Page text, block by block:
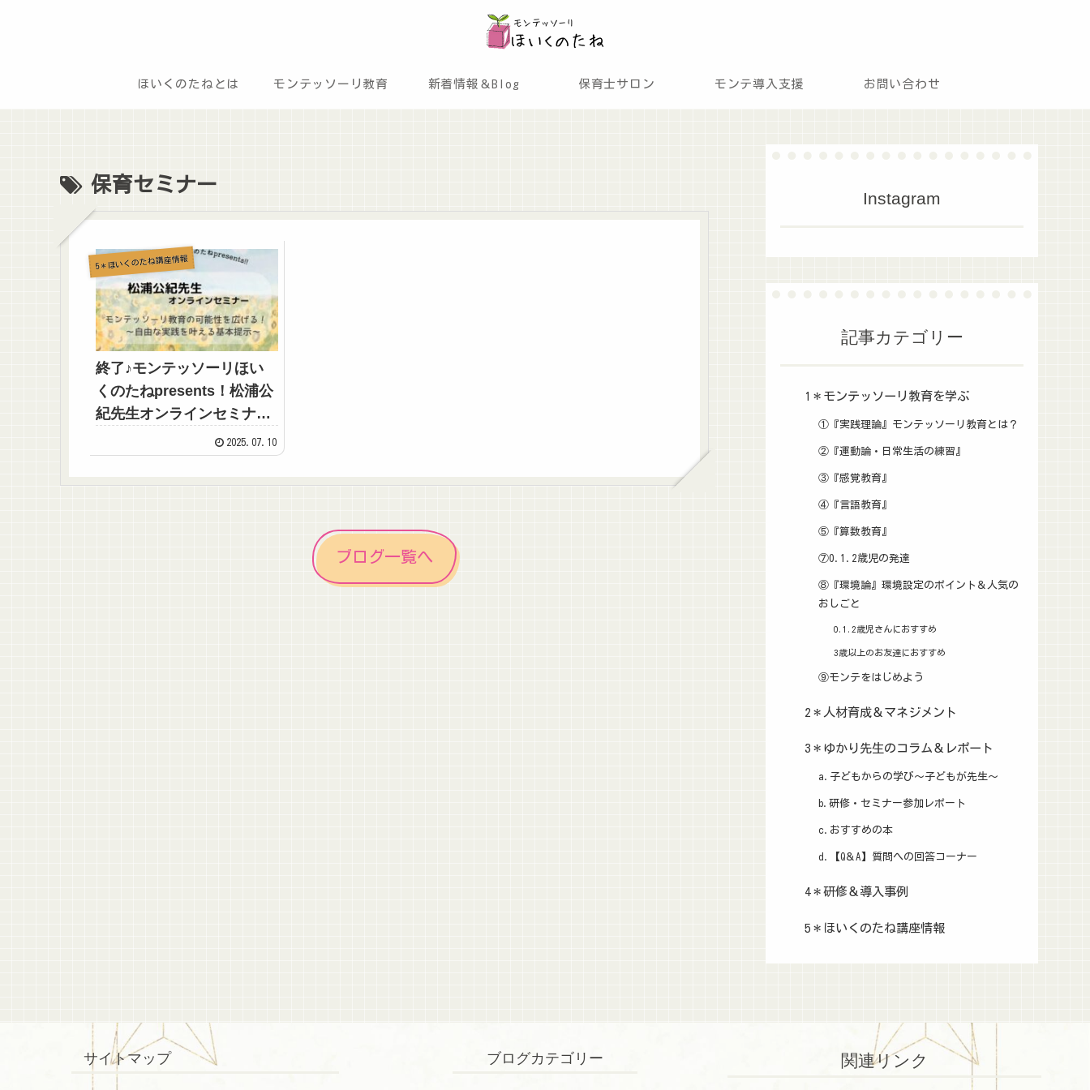
ほいくのたねとは モンテッソーリ教育 新着情報＆Blog 保育士サロン モンテ導入支援 お問い合わせ
保育セミナー
5＊ほいくのたね講座情報
終了♪モンテッソーリほい
くのたねpresents！松浦公
紀先生オンラインセミナー
2025.07.10
ブログ一覧へ
Instagram
記事カテゴリー
1＊モンテッソーリ教育を学ぶ
①『実践理論』モンテッソーリ教育とは？
②『運動論・日常生活の練習』
③『感覚教育』
④『言語教育』
⑤『算数教育』
⑦0.1.2歳児の発達
⑧『環境論』環境設定のポイント＆人気の
おしごと
0.1.2歳児さんにおすすめ
3歳以上のお友達におすすめ
⑨モンテをはじめよう
2＊人材育成＆マネジメント
3＊ゆかり先生のコラム＆レポート
a.子どもからの学び～子どもが先生～
b.研修・セミナー参加レポート
c.おすすめの本
d.【Q＆A】質問への回答コーナー
4＊研修＆導入事例
5＊ほいくのたね講座情報
サイトマップ ブログカテゴリー 関連リンク